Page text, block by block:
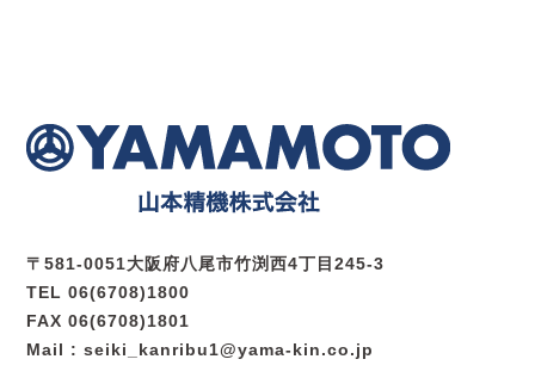
〒581-0051大阪府八尾市竹渕西4丁目245-3
TEL 06(6708)1800
FAX 06(6708)1801
Mail : seiki_kanribu1@yama-kin.co.jp